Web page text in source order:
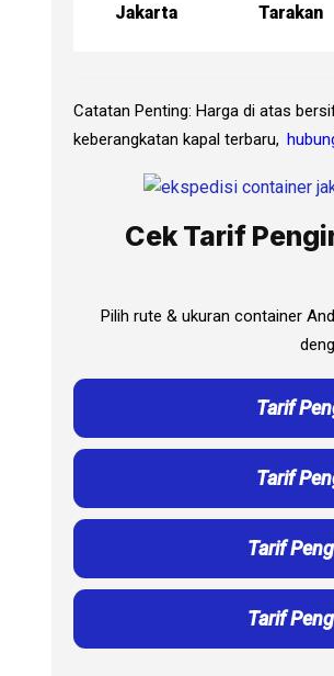
Jakarta Tarakan
Catatan Penting: Harga di atas
keberangkatan kapal terbaru,
Cek Tarif
Pilih rute & ukuran container
Tarif
Tarif
Tarif
Tarif